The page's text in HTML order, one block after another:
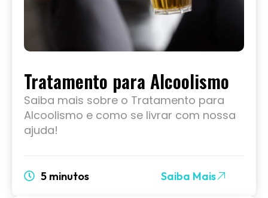
Tratamento para Alcoolismo
Saiba mais sobre o Tratamento para
Alcoolismo e como se livrar com nossa
ajuda!
5 minutos Saiba Mais